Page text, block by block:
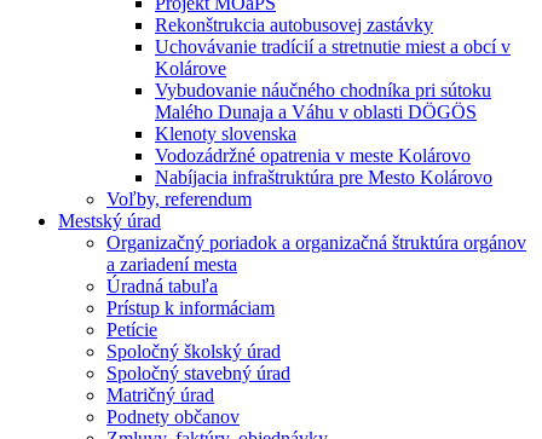
Rekonštrukcia autobusovej zastávky
Uchovávanie tradícií a stretnutie miest a obcí v
Kolárove
Vybudovanie náučného chodníka pri sútoku
Malého Dunaja a Váhu v oblasti DÖGÖS
Klenoty slovenska
Vodozádržné opatrenia v meste Kolárovo
Nabíjacia infraštruktúra pre Mesto Kolárovo
Voľby, referendum
Mestský úrad
Organizačný poriadok a organizačná štruktúra orgánov
a zariadení mesta
Úradná tabuľa
Prístup k informáciam
Petície
Spoločný školský úrad
Spoločný stavebný úrad
Matričný úrad
Podnety občanov